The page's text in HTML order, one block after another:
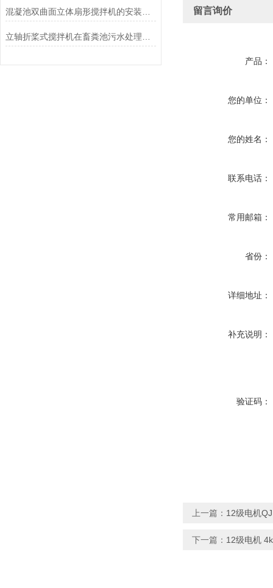
留言询价
产品：
您的单位：
您的姓名：
联系电话：
常用邮箱：
省份：
详细地址：
补充说明：
验证码：
上一篇： 12级电机
下一篇： 12级电机